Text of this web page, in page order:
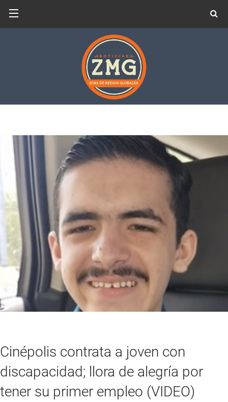
Cinépolis contrata a joven con
discapacidad; llora de alegría por
tener su primer empleo (VIDEO)